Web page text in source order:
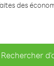
des
Rechercher